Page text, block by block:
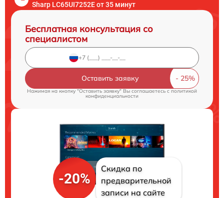
Sharp LC65UI7252E от 35 минут
Бесплатная консультация со
специалистом
Оставить заявку
Нажимая на кнопку "Оставить заявку" Вы соглашаетесь cполитикой
конфиденциальности
-20%
Скидка по
предварительной
записи на сайте